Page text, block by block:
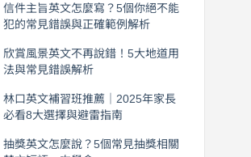
信件主旨英文怎麼寫？5個你絕不能
犯的常見錯誤與正確範例解析
欣賞風景英文不再說錯！5大地道用
法與常見錯誤解析
林口英文補習班推薦｜2025年家長
必看8大選擇與避雷指南
抽獎英文怎麼說？5個常見抽獎相關